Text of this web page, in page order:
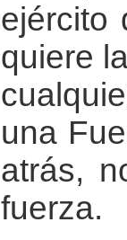
ejército
quiere
una
atrás,
fuerza.